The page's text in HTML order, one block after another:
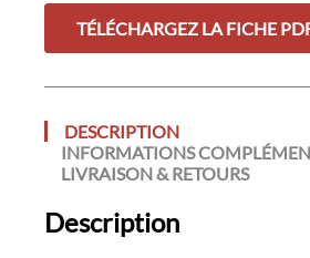
SWISSEYE
TÉLÉCHARGEZ LA FICHE
DESCRIPTION
INFORMATIONS
LIVRAISON & RETOURS
Description